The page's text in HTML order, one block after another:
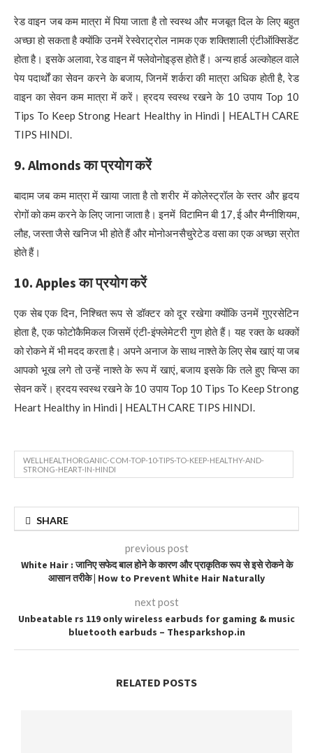
रेड वाइन जब कम मात्रा में पिया जाता है तो स्वस्थ और मजबूत दिल के लिए बहुत
अच्छा हो सकता है क्योंकि उनमें रेस्वेराट्रोल नामक एक शक्तिशाली एंटीऑक्सिडेंट
होता है। इसके अलावा, रेड वाइन में फ्लेवोनोइड्स होते हैं। अन्य हार्ड अल्कोहल वाले
पेय पदार्थों का सेवन करने के बजाय, जिनमें शर्करा की मात्रा अधिक होती है, रेड
वाइन का सेवन कम मात्रा में करें। ह्रदय स्वस्थ रखने के 10 उपाय Top 10
Tips To Keep Strong Heart Healthy in Hindi | HEALTH CARE
TIPS HINDI.
9. Almondsका प्रयोग करें
बादाम जब कम मात्रा में खाया जाता है तो शरीर में कोलेस्ट्रॉल के स्तर और हृदय
रोगों को कम करने के लिए जाना जाता है। इनमें विटामिन बी 17, ई और मैग्नीशियम,
लौह, जस्ता जैसे खनिज भी होते हैं और मोनोअनसैचुरेटेड वसा का एक अच्छा स्रोत
होते हैं।
10. Applesका प्रयोग करें
एक सेब एक दिन, निश्चित रूप से डॉक्टर को दूर रखेगा क्योंकि उनमें गुएरसेटिन
होता है, एक फोटोकैमिकल जिसमें एंटी-इंफ्लेमेटरी गुण होते हैं। यह रक्त के थक्कों
को रोकने में भी मदद करता है। अपने अनाज के साथ नाश्ते के लिए सेब खाएं या जब
आपको भूख लगे तो उन्हें नाश्ते के रूप में खाएं, बजाय इसके कि तले हुए चिप्स का
सेवन करें। ह्रदय स्वस्थ रखने के 10 उपाय Top 10 Tips To Keep Strong
Heart Healthy in Hindi | HEALTH CARE TIPS HINDI.
WELLHEALTHORGANIC-COM-TOP-10-TIPS-TO-KEEP-HEALTHY-AND-
STRONG-HEART-IN-HINDI
SHARE
previous post
White Hair : जानिए सफेद बाल होने के कारण और प्राकृतिक रूप से इसे रोकने के
आसान तरीके | How to Prevent White Hair Naturally
next post
Unbeatable rs 119 only wireless earbuds for gaming & music
bluetooth earbuds – Thesparkshop.in
RELATED POSTS